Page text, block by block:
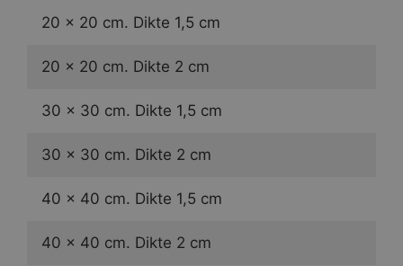
20 × 20 cm. Dikte 1,5 cm
20 × 20 cm. Dikte 2 cm
30 × 30 cm. Dikte 1,5 cm
30 × 30 cm. Dikte 2 cm
40 × 40 cm. Dikte 1,5 cm
40 × 40 cm. Dikte 2 cm